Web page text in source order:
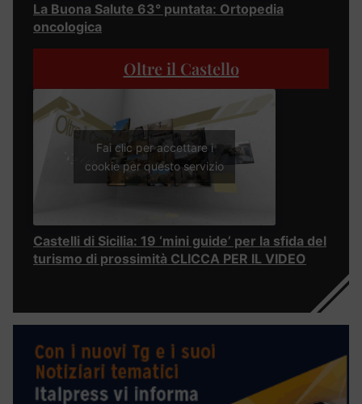
La Buona Salute 63° puntata: Ortopedia
oncologica
Oltre il Castello
Fai clic per accettare i
cookie per questo servizio
Castelli di Sicilia: 19 ‘mini guide’ per la sfida del
turismo di prossimità CLICCA PER IL VIDEO